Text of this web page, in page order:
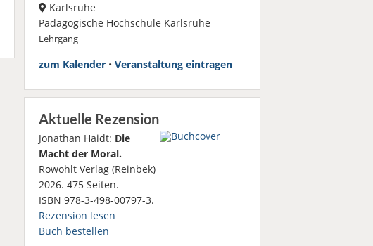
Karlsruhe
Pädagogische Hochschule Karlsruhe
Lehrgang
zum Kalender• Veranstaltung eintragen
Aktuelle Rezension
Jonathan Haidt: Die
Macht der Moral.
Rowohlt Verlag (Reinbek)
2026. 475 Seiten.
ISBN 978-3-498-00797-3.
Rezension lesen
Buch bestellen